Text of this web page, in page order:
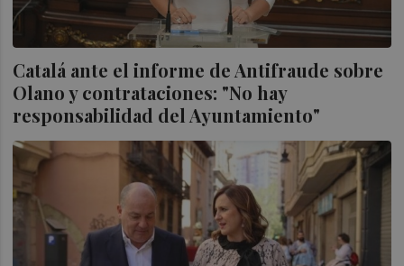
Catalá ante el informe de Antifraude sobre
Olano y contrataciones: "No hay
responsabilidad del Ayuntamiento"